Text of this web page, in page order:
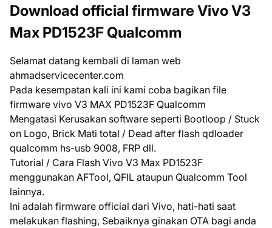
Download official firmware Vivo V3
Max PD1523F Qualcomm
Selamat datang kembali di laman web
ahmadservicecenter.com
Pada kesempatan kali ini kami coba bagikan file
firmware vivo V3 MAX PD1523F Qualcomm
Mengatasi Kerusakan software seperti Bootloop / Stuck
on Logo, Brick Mati total / Dead after flash qdloader
qualcomm hs-usb 9008, FRP dll.
Tutorial / Cara Flash Vivo V3 Max PD1523F
menggunakan AFTool, QFIL ataupun Qualcomm Tool
lainnya.
Ini adalah firmware official dari Vivo, hati-hati saat
melakukan flashing, Sebaiknya ginakan OTA bagi anda